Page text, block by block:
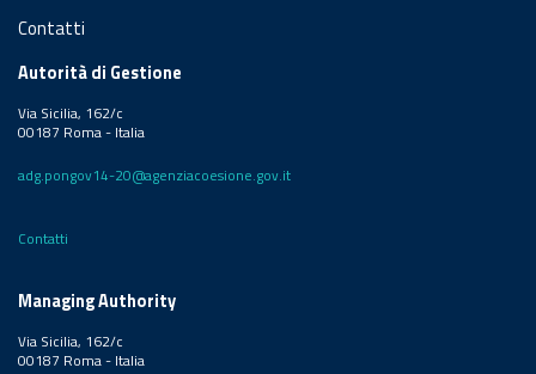
Contatti
Autorità di Gestione
Via Sicilia, 162/c
00187 Roma - Italia
adg.pongov14-20@agenziacoesione.gov.it
Contatti
Managing Authority
Via Sicilia, 162/c
00187 Roma - Italia